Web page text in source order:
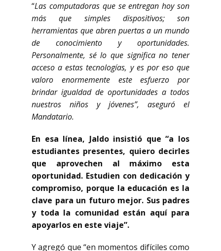
“Las computadoras que se entregan hoy son
más que simples dispositivos; son
herramientas que abren puertas a un mundo
de conocimiento y oportunidades.
Personalmente, sé lo que significa no tener
acceso a estas tecnologías, y es por eso que
valoro enormemente este esfuerzo por
brindar igualdad de oportunidades a todos
nuestros niños y jóvenes”, aseguró el
Mandatario.
En esa línea, Jaldo insistió que “a los
estudiantes presentes, quiero decirles
que aprovechen al máximo esta
oportunidad. Estudien con dedicación y
compromiso, porque la educación es la
clave para un futuro mejor. Sus padres
y toda la comunidad están aquí para
apoyarlos en este viaje”.
Y agregó que “en momentos difíciles como